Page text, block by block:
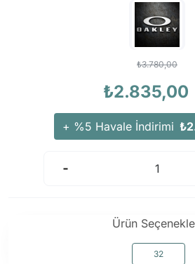
₺3.780,00
₺2.835,00
+ %5 Havale İndirimi
Ürün
32